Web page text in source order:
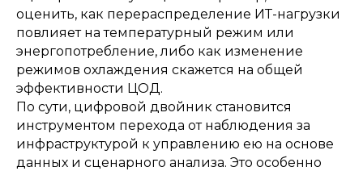
оценить, как перераспределение ИТ-нагрузки
повлияет на температурный режим или
энергопотребление, либо как изменение
режимов охлаждения скажется на общей
эффективности ЦОД.
По сути, цифровой двойник становится
инструментом перехода от наблюдения за
инфраструктурой к управлению ею на основе
данных и сценарного анализа. Это особенно